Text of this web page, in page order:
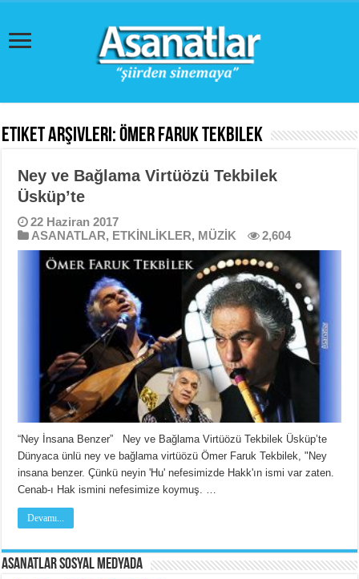
Etiket Arşivleri:Ömer Faruk Tekbilek
Ney ve Bağlama Virtüözü Tekbilek
Üsküp’te
22 Haziran 2017
ASANATLAR, ETKİNLİKLER, MÜZİK 2,604
“Ney İnsana Benzer” Ney ve Bağlama Virtüözü Tekbilek Üsküp’te
Dünyaca ünlü ney ve bağlama virtüözü Ömer Faruk Tekbilek, "Ney
insana benzer. Çünkü neyin 'Hu' nefesimizde Hakk'ın ismi var zaten.
Cenab-ı Hak ismini nefesimize koymuş. …
Devamı...
Asanatlar Sosyal Medyada